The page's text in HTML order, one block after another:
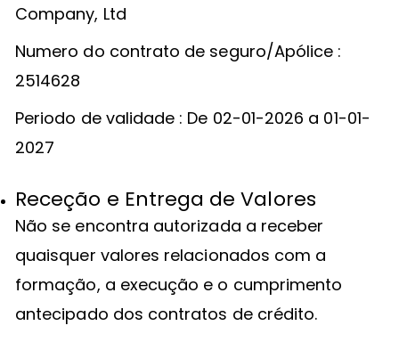
Company, Ltd
Numero do contrato de seguro/Apólice :
2514628
Periodo de validade : De 02-01-2026 a 01-01-
2027
Receção e Entrega de Valores
Não se encontra autorizada a receber
quaisquer valores relacionados com a
formação, a execução e o cumprimento
antecipado dos contratos de crédito.